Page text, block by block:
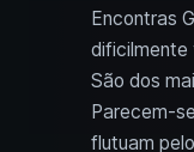
Encontras
dificilmente
São dos
Parecem-
flutuam